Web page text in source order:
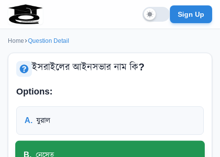
Sign Up
Home Question Detail
ইসরাইলের আইনসভার নাম কি?
Options:
A. যুরাল
B. নেসেত